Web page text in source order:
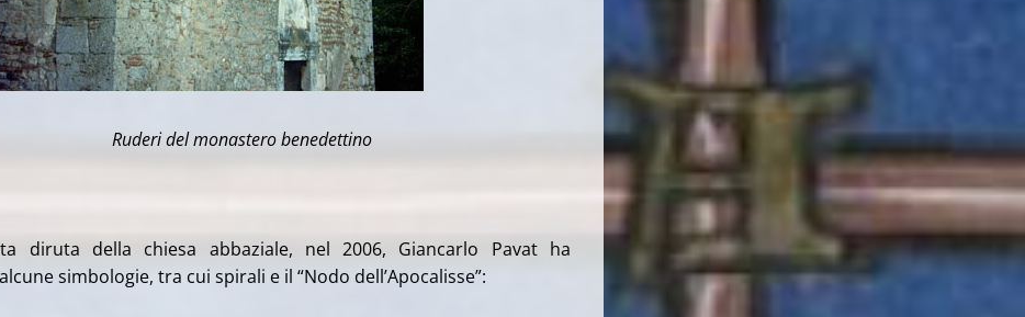
Ruderi del monastero benedettino
diruta della chiesa abbaziale, nel 2006, Giancarlo Pavat ha
simbologie, tra cui spirali e il “Nodo dell’Apocalisse”: